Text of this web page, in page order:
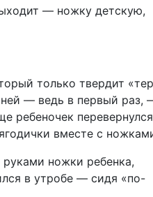
— ножку детскую,
только твердит
— ведь в первый раз,
ребеночек перевернулся
вместе с
ножки ребенка,
в утробе — сидя «по-